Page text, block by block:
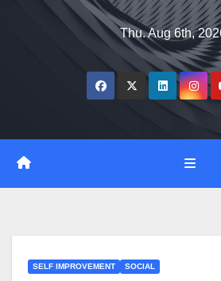
Thu. Aug 6th,
SELF IMPROVEMENT SOCIAL